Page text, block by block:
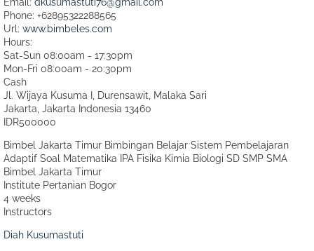
Phone: +62895322288565
Url: www.bimbeles.com
Hours:
Sat-Sun 08:00am - 17:30pm
Mon-Fri 08:00am - 20:30pm
Cash
Jl. Wijaya Kusuma I, Durensawit, Malaka Sari
Jakarta Jakarta Indonesia 13460
IDR500000
Bimbel Jakarta Timur Bimbingan Belajar Sistem Pembelajaran
Adaptif Soal Matematika IPA Fisika Kimia Biologi SD SMP SMA
Bimbel Jakarta Timur
Institute Pertanian Bogor
4 weeks
Instructors
Diah Kusumastuti